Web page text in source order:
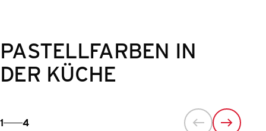
PASTELLFARBEN IN
DER KÜCHE
1 4